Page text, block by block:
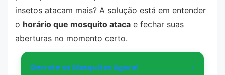
insetos atacam mais? A solução está em entender
o horário que mosquito ataca e fechar suas
aberturas no momento certo.
Derrote os Mosquitos Agora! ›